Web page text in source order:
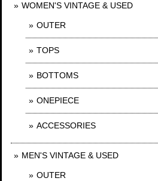
WOMEN'S VINTAGE & USED
OUTER
TOPS
BOTTOMS
ONEPIECE
ACCESSORIES
MEN'S VINTAGE & USED
OUTER